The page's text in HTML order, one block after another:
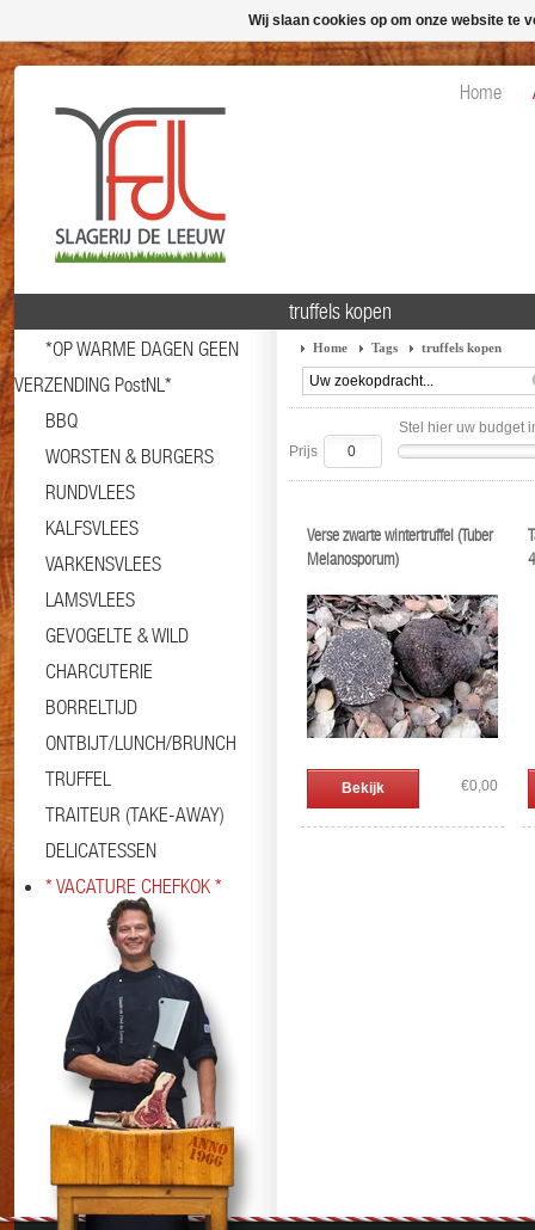
Home
*OP WARME DAGEN GEEN
VERZENDING PostNL*
BBQ
WORSTEN & BURGERS
RUNDVLEES
KALFSVLEES
VARKENSVLEES
LAMSVLEES
GEVOGELTE & WILD
CHARCUTERIE
BORRELTIJD
ONTBIJT/LUNCH/BRUNCH
TRUFFEL
TRAITEUR (TAKE-AWAY)
DELICATESSEN
* VACATURE CHEFKOK *
truffels kopen
Home Tags truffels kopen
Stel hier uw budget
Prijs
Verse zwarte wintertruffel (Tuber
Melanosporum)
Bekijk €0,00
Wij slaan cookies op om onze website te